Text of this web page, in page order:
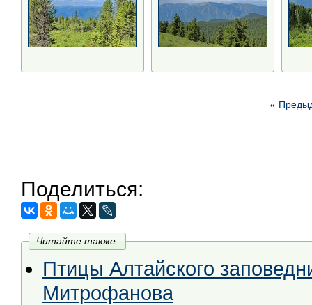
«
Поделиться:
Читайте также:
Птицы Алтайского
Митрофанова